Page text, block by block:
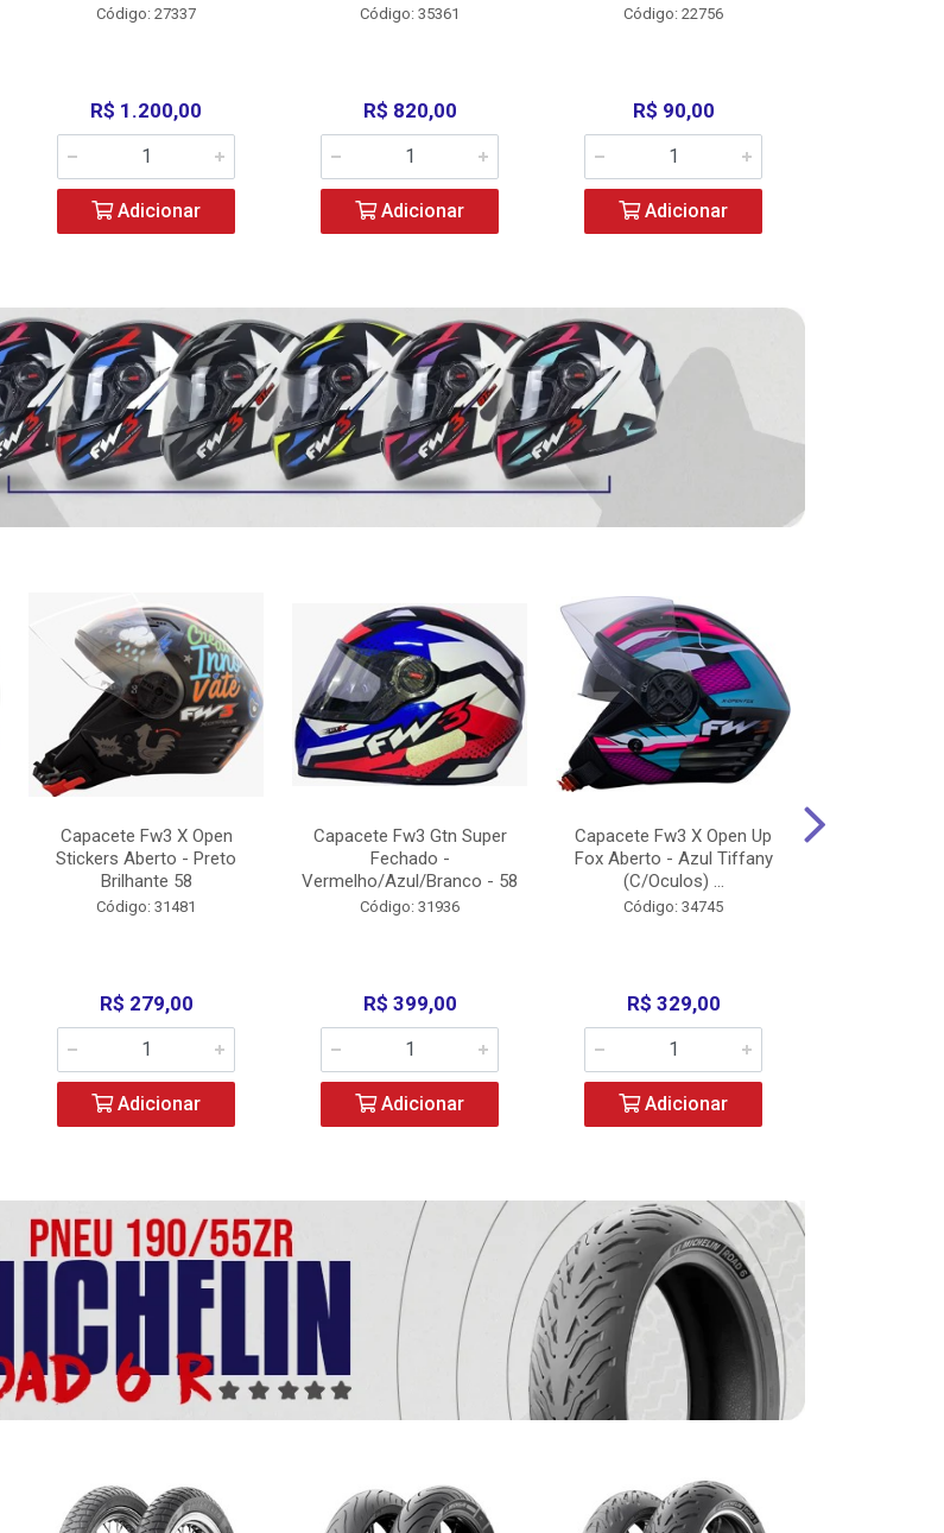
Código: 27337
R$ 1.200,00
Adicionar
Código: 35361
R$ 820,00
Adicionar
Código: 22756
R$ 90,00
Adicionar
Capacete Fw3 X Open
Stickers Aberto - Preto
Brilhante 58
Código: 31481
R$ 279,00
Adicionar
Capacete Fw3 Gtn Super
Fechado -
Vermelho/Azul/Branco - 58
Código: 31936
R$ 399,00
Adicionar
Capacete Fw3 X Open Up
Fox Aberto - Azul Tiffany
(C/Oculos) ...
Código: 34745
R$ 329,00
Adicionar